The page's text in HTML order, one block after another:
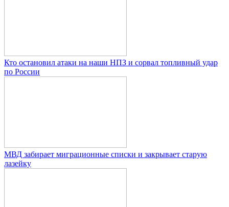
Кто остановил атаки на наши НПЗ и сорвал топливный удар
по России
МВД забирает миграционные списки и закрывает старую
лазейку